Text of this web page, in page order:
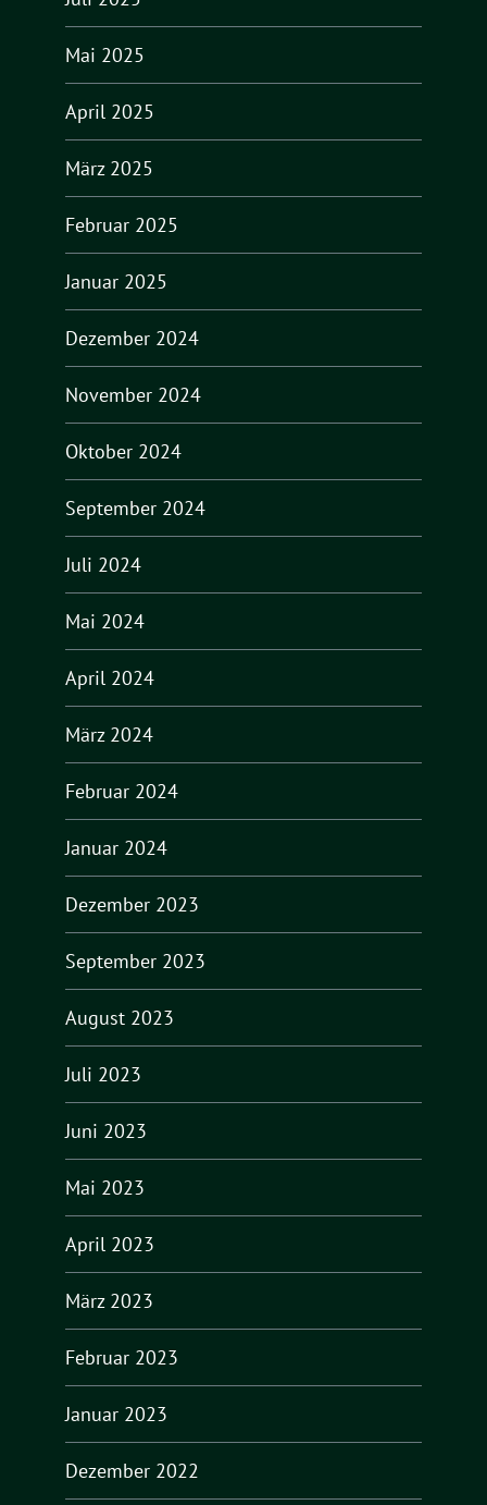
Mai 2025
April 2025
März 2025
Februar 2025
Januar 2025
Dezember 2024
November 2024
Oktober 2024
September 2024
Juli 2024
Mai 2024
April 2024
März 2024
Februar 2024
Januar 2024
Dezember 2023
September 2023
August 2023
Juli 2023
Juni 2023
Mai 2023
April 2023
März 2023
Februar 2023
Januar 2023
Dezember 2022